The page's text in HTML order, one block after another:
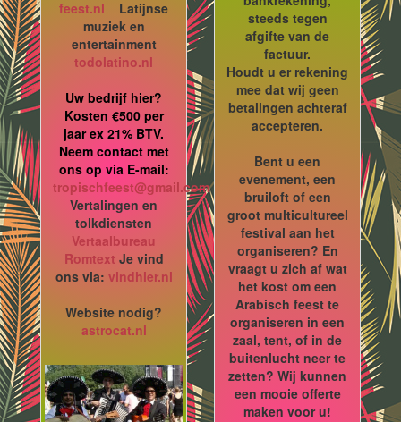
feest.nl Latijnse
muziek en
entertainment
todolatino.nl
Uw bedrijf hier?
Kosten €500 per
jaar ex 21% BTV.
Neem contact met
ons op via E-mail:
tropischfeest@gmail.com
Vertalingen en
tolkdiensten
Vertaalbureau
Romtext Je vind
ons via: vindhier.nl
Website nodig?
astrocat.nl
steeds tegen
afgifte van de
factuur.
Houdt u er rekening
mee dat wij geen
betalingen achteraf
accepteren.
Bent u een
evenement, een
bruiloft of een
groot multicultureel
festival aan het
organiseren? En
vraagt u zich af wat
het kost om een
Arabisch feest te
organiseren in een
zaal, tent, of in de
buitenlucht neer te
zetten? Wij kunnen
een mooie offerte
maken voor u!